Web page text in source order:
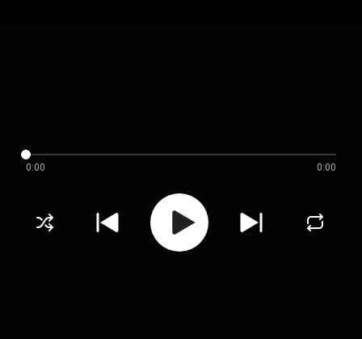
0:00 0:00